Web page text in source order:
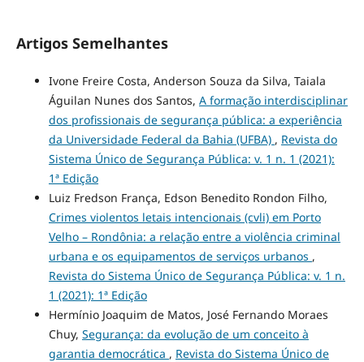
Artigos Semelhantes
Ivone Freire Costa, Anderson Souza da Silva, Taiala
Águilan Nunes dos Santos, A formação interdisciplinar
dos profissionais de segurança pública: a experiência
da Universidade Federal da Bahia (UFBA) , Revista do
Sistema Único de Segurança Pública: v. 1 n. 1 (2021):
1ª Edição
Luiz Fredson França, Edson Benedito Rondon Filho,
Crimes violentos letais intencionais (cvli) em Porto
Velho – Rondônia: a relação entre a violência criminal
urbana e os equipamentos de serviços urbanos ,
Revista do Sistema Único de Segurança Pública: v. 1 n.
1 (2021): 1ª Edição
Hermínio Joaquim de Matos, José Fernando Moraes
Chuy, Segurança: da evolução de um conceito à
garantia democrática , Revista do Sistema Único de